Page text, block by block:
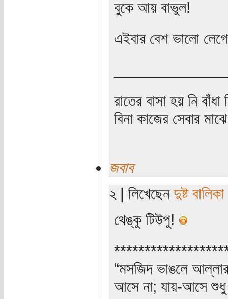
বুকে আয় বাভুল!
এইবার বেশ ভালো
রাতের বাসা হয় নি
বিনা কাজের সেবার
জবাব
২ | লিখেছেনদুষ্ট বালিকা
থেঙ্কু টিউপু!
“মসজিদ ভাঙলে
আসে না; যায়-আসে শুধু